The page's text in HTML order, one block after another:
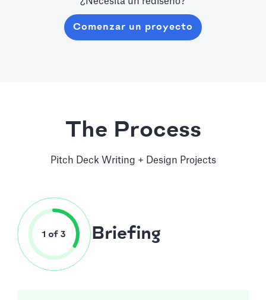
Comenzar un proyecto
The Process
Pitch Deck Writing + Design Projects
Briefing